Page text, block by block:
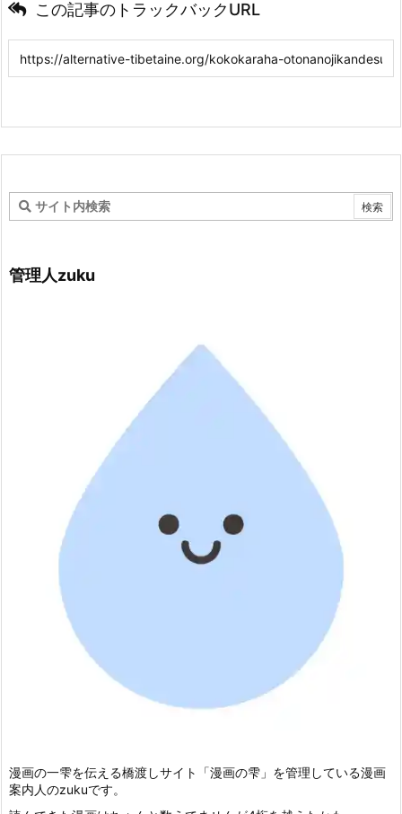
この記事のトラックバックURL
管理人zuku
漫画の一雫を伝える橋渡しサイト「漫画の雫」を管理している漫画
案内人のzukuです。